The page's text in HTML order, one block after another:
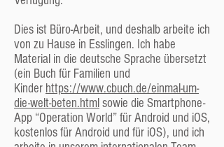
studiert und damit einen spürbaren
Wissensvorsprung und zum dritten hatten wir
uns in der recht kurzen Geschichte unserer
Gemeinde immer Persönlichkeiten als
Pastoren, die Initiative haben, führen können,
und die auch respektiert werden. Bei den
meisten Gottesdiensten predigt der Pastor.
Vor allem aber kümmert er sich ganz
allgemein um die Belange der Gemeinde und
ihrer Mitglieder und Freunde.
Dies ist Büro-Arbeit, und deshalb arbeite ich
von zu Hause in Esslingen. Ich habe
Material in die deutsche Sprache übersetzt
(ein Buch für Familien und
Kinder https://www.cbuch.de/einmal-um-
die-welt-beten.html sowie die Smartphone-
App “Operation World” für Android und iOS,
kostenlos für Android und für iOS), und ich